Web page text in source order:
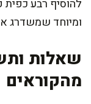
להוסיף רבע כפית
ומיוחד שמשדרג
שאלות
מהקוראים